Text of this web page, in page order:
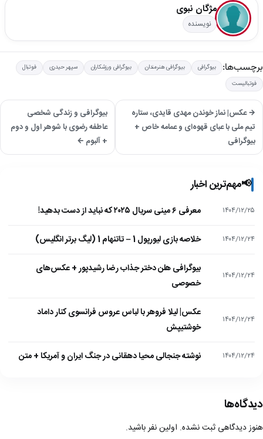
مژگان نبوی
نویسنده
برچسب‌ها: بیوگرافی بیوگرافی هنرمندان بیوگرافی ورزشکاران سپهر حیدری
فوتبال
فوتبالیست
→ عکس| نماز خوندن مهدی قایدی، ستاره
تیم ملی با عبای قهوه‌ای و عمامه خاص +
بیوگرافی
بیوگرافی و زندگی شخصی
عاطفه رضوی با شوهر اول و دوم
+ آلبوم ←
📢مهم‌ترین اخبار
۱۴۰۴/۱۲/۲۵ معرفی ۶ مینی سریال ۲۰۲۵ که نباید از دست بدهید!
۱۴۰۴/۱۲/۲۴ خلاصه بازی لیورپول 1 – تاتنهام 1 (لیگ برتر انگلیس)
۱۴۰۴/۱۲/۲۴
بیوگرافی هلن دختر جذاب رضا رشیدپور + عکس‌های
خصوصی
۱۴۰۴/۱۲/۲۴
عکس| لیلا فروهر با لباس عروس فرانسوی کنار داماد
خوشتیپش
۱۴۰۴/۱۲/۲۴ نوشته جنجالی محیا دهقانی در جنگ ایران و آمریکا + متن
دیدگاه‌ها
هنوز دیدگاهی ثبت نشده. اولین نفر باشید.